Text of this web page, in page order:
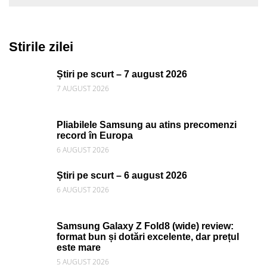
Stirile zilei
Știri pe scurt – 7 august 2026
7 AUGUST 2026
Pliabilele Samsung au atins precomenzi
record în Europa
6 AUGUST 2026
Știri pe scurt – 6 august 2026
6 AUGUST 2026
Samsung Galaxy Z Fold8 (wide) review:
format bun și dotări excelente, dar prețul
este mare
5 AUGUST 2026